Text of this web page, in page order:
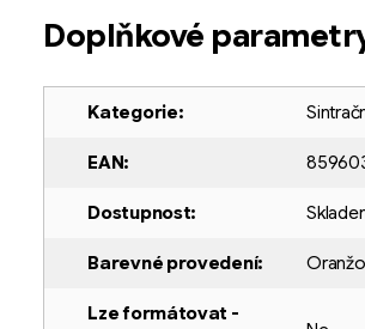
Doplňkové
Kategorie:
EAN:
Dostupnost:
Barevné provedení:
Lze formátovat -